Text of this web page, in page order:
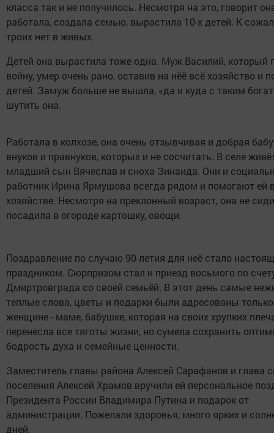
класса так и не получилось. Несмотря на это, говорит
работала, создала семью, вырастила 10-х детей. К
троих нет в живых.
Детей она вырастила тоже одна. Муж Василий, который
войну, умер очень рано, оставив на нёё всё хозяйство и
детей. Замуж больше не вышла, «да и куда с таким
шутить она.
Работала в колхозе, она очень отзывчивая и добрая
внуков и правнуков, которых и не сосчитать. В селе
младший сын Вячеслав и сноха Зинаида. Они и
работник Ирина Ярмушова всегда рядом и помогают ей
хозяйстве. Несмотря на преклонный возраст, она не
посадила в огороде картошку, овощи.
Поздравление по случаю 90-летия для неё стало
праздником. Сюрпризом стал и приезд восьмого по
Дмиртровграда со своей семьёй. В этот день самые
теплые слова, цветы и подарки были адресованы только
женщине - маме, бабушке, которая на своих хрупких
перенесла все тяготы жизни, но сумела сохранить
бодрость духа и семейные ценности.
Заместитель главы района Алексей Сарафанов и глава
поселения Алексей Храмов вручили ей персональное
Президента России Владимира Путина и подарок от
администрации. Пожелали здоровья, много ярких и
дней.